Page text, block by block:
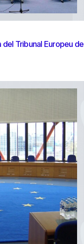
del Tribunal Europeu de